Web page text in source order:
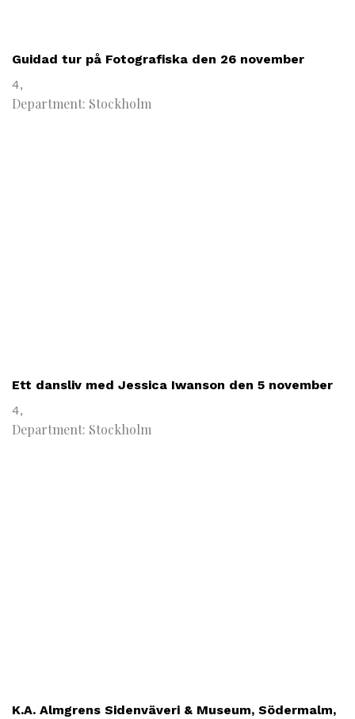
Guidad tur på Fotografiska den 26 november
4,
Department: Stockholm
Ett dansliv med Jessica Iwanson den 5 november
4,
Department: Stockholm
K.A. Almgrens Sidenväveri & Museum, Södermalm,